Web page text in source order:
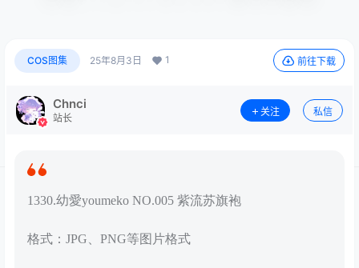
COS图集 25年8月3日 1 前往下载
Chnci
站长
关注 私信
1330.幼愛youmeko NO.005 紫流苏旗袍
格式：JPG、PNG等图片格式